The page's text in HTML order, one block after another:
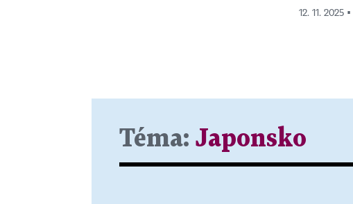
12. 11. 2025
Téma: Japonsko